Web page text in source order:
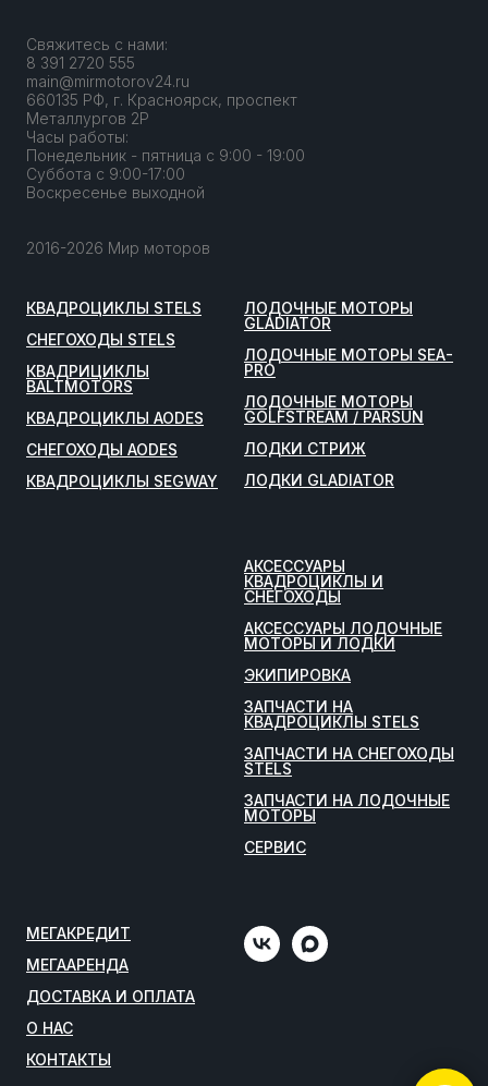
Свяжитесь с нами:
8 391 2720 555
main@mirmotorov24.ru
660135 РФ, г. Красноярск, проспект
Металлургов 2Р
Часы работы:
Понедельник - пятница с 9:00 - 19:00
Суббота с 9:00-17:00
Воскресенье выходной
2016-2026 Мир моторов
КВАДРОЦИКЛЫ STELS
СНЕГОХОДЫ STELS
КВАДРИЦИКЛЫ
BALTMOTORS
КВАДРОЦИКЛЫ AODES
СНЕГОХОДЫ AODES
КВАДРОЦИКЛЫ SEGWAY
ЛОДОЧНЫЕ МОТОРЫ
GLADIATOR
ЛОДОЧНЫЕ МОТОРЫ SEA-
PRO
ЛОДОЧНЫЕ МОТОРЫ
GOLFSTREAM / PARSUN
ЛОДКИ СТРИЖ
ЛОДКИ GLADIATOR
АКСЕССУАРЫ
КВАДРОЦИКЛЫ И
СНЕГОХОДЫ
АКСЕССУАРЫ ЛОДОЧНЫЕ
МОТОРЫ И ЛОДКИ
ЭКИПИРОВКА
ЗАПЧАСТИ НА
КВАДРОЦИКЛЫ STELS
ЗАПЧАСТИ НА СНЕГОХОДЫ
STELS
ЗАПЧАСТИ НА ЛОДОЧНЫЕ
МОТОРЫ
СЕРВИС
МЕГАКРЕДИТ
МЕГААРЕНДА
ДОСТАВКА И ОПЛАТА
О НАС
КОНТАКТЫ